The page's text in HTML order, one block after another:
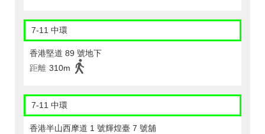
7-11 中環
香港堅道 89 號地下
距離 310m
7-11 中環
香港半山西摩道 1 號輝煌臺 7 號舖